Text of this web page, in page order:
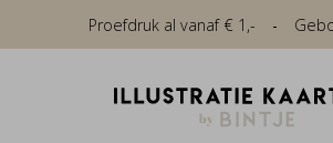
Proefdruk al vanaf € 1,-